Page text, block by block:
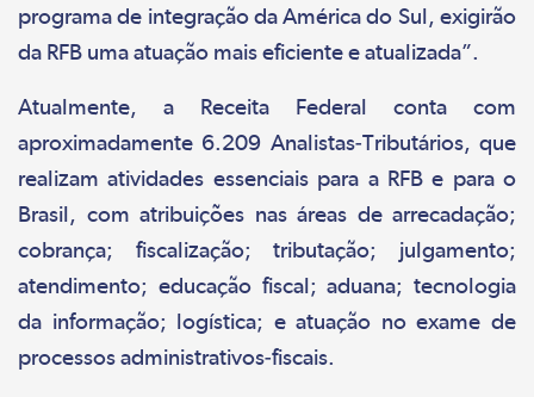
programa de integração da América do Sul, exigirão
da RFB uma atuação mais eficiente e atualizada”.
Atualmente, a Receita Federal conta com
aproximadamente 6.209 Analistas-Tributários, que
realizam atividades essenciais para a RFB e para o
Brasil, com atribuições nas áreas de arrecadação;
cobrança; fiscalização; tributação; julgamento;
atendimento; educação fiscal; aduana; tecnologia
da informação; logística; e atuação no exame de
processos administrativos-fiscais.